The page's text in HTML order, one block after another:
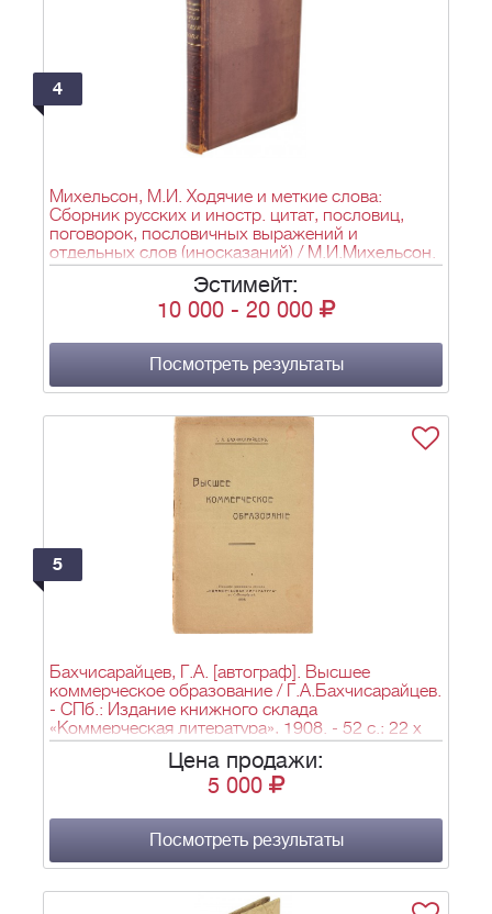
4
Михельсон, М.И. Ходячие и меткие слова:
Сборник русских и иностр. цитат, пословиц,
поговорок, пословичных выражений и
отдельных слов (иносказаний) / М.И.Михельсон.
- 2-е изд., пересмотр. и значит. пополн. - СПб.:
Тип. Акад. наук, 1896. - [2], X, 598 с.; 26x19 см.
Эстимейт:
10 000 - 20 000
Посмотреть результаты
5
Бахчисарайцев, Г.А. [автограф]. Высшее
коммерческое образование / Г.А.Бахчисарайцев.
- СПб.: Издание книжного склада
«Коммерческая литература», 1908. - 52 с.; 22 x
14 см.
Цена продажи:
5 000
Посмотреть результаты